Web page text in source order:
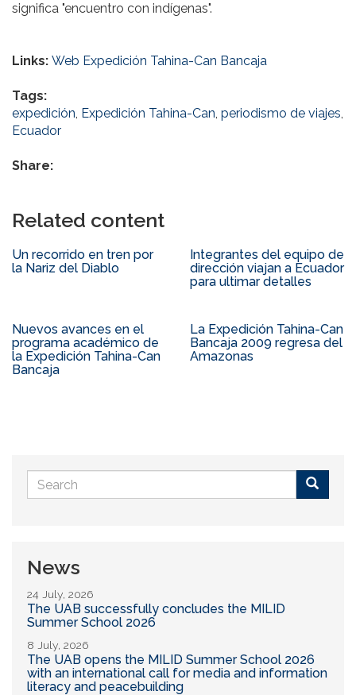
significa "encuentro con indígenas".
Links: Web Expedición Tahina-Can Bancaja
Tags:
expedición, Expedición Tahina-Can, periodismo de viajes,
Ecuador
Share:
Related content
Un recorrido en tren por
la Nariz del Diablo
Integrantes del equipo de
dirección viajan a Ecuador
para ultimar detalles
Nuevos avances en el
programa académico de
la Expedición Tahina-Can
Bancaja
La Expedición Tahina-Can
Bancaja 2009 regresa del
Amazonas
Search
form
News
24 July, 2026
The UAB successfully concludes the MILID
Summer School 2026
8 July, 2026
The UAB opens the MILID Summer School 2026
with an international call for media and information
literacy and peacebuilding